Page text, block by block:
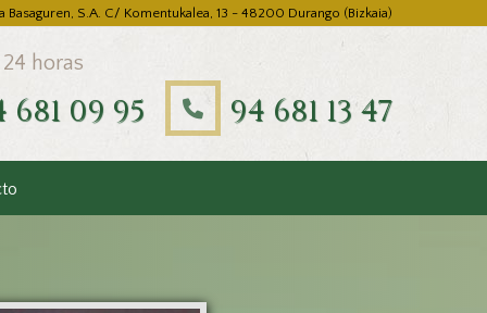
Basaguren, S.A. C/ Komentukalea, 13 - 48200 Durango (Bizkaia)
horas
681 09 95 94 681 13 47